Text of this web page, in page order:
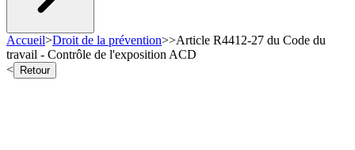
Accueil>Droit de la prévention>>Article R4412-27 du Code du
travail - Contrôle de l'exposition ACD
<
Retour